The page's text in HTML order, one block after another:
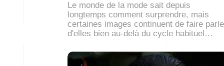
Le monde de la mode sait depuis
longtemps comment surprendre, mais
certaines images continuent de faire
d'elles bien au-delà du cycle habituel…